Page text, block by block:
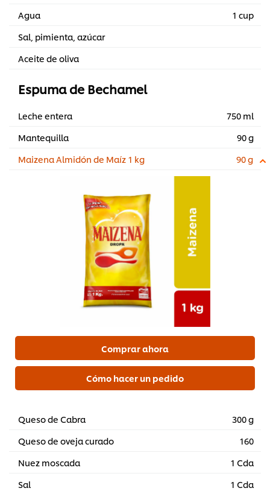
Agua
1 cup
Sal, pimienta, azúcar
Aceite de oliva
Espuma de Bechamel
Leche entera
750 ml
Mantequilla
90 g
Maizena Almidón de Maíz 1 kg
90 g
Comprar ahora
Cómo hacer un pedido
Queso de Cabra
300 g
Queso de oveja curado
160
Nuez moscada
1 Cda
Sal
1 Cda